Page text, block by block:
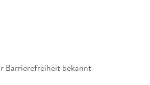
Barrierefreiheit bekannt